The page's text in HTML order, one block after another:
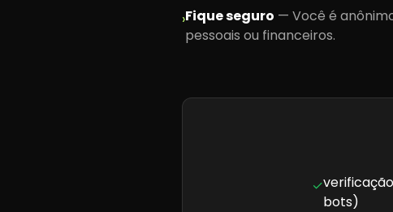
›Fique seguro — Você é
pessoais ou financeiros.
✓
bots)